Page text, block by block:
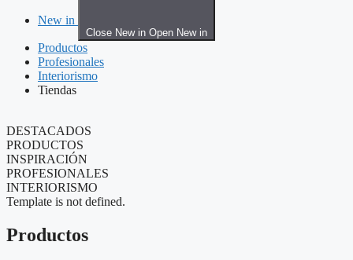
New in
Close New in Open New in
Productos
Profesionales
Interiorismo
Tiendas
DESTACADOS
PRODUCTOS
INSPIRACIÓN
PROFESIONALES
INTERIORISMO
Template is not defined.
Productos